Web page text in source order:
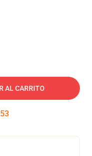
AL CARRITO
52